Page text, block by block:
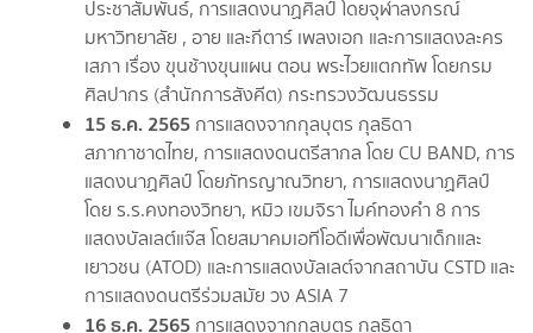
ประชาสัมพันธ์, การแสดงนาฏศิลป์ โดยจุฬาลงกรณ์
มหาวิทยาลัย , อาย และกีตาร์ เพลงเอก และการแสดงละคร
เสภา เรื่อง ขุนช้างขุนแผน ตอน พระไวยแตกทัพ โดยกรม
ศิลปากร (สำนักการสังคีต) กระทรวงวัฒนธรรม
15 ธ.ค. 2565 การแสดงจากกุลบุตร กุลธิดา
สภากาชาดไทย, การแสดงดนตรีสากล โดย CU BAND, การ
แสดงนาฏศิลป์ โดยภัทรญาณวิทยา, การแสดงนาฏศิลป์
โดย ร.ร.คงทองวิทยา, หมิว เขมจิรา ไมค์ทองคำ 8 การ
แสดงบัลเลต์แจ๊ส โดยสมาคมเอทีโอดีเพื่อพัฒนาเด็กและ
เยาวชน (ATOD) และการแสดงบัลเลต์จากสถาบัน CSTD และ
การแสดงดนตรีร่วมสมัย วง ASIA 7
16 ธ.ค. 2565 การแสดงจากกุลบุตร กุลธิดา